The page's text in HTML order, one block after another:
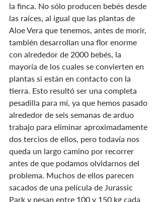
la finca. No sólo producen bebés desde
las raíces, al igual que las plantas de
Aloe Vera que tenemos, antes de morir,
también desarrollan una flor enorme
con alrededor de 2000 bebés, la
mayoría de los cuales se convierten en
plantas si están en contacto con la
tierra. Esto resultó ser una completa
pesadilla para mí, ya que hemos pasado
alrededor de seis semanas de arduo
trabajo para eliminar aproximadamente
dos tercios de ellos, pero todavía nos
queda un largo camino por recorrer
antes de que podamos olvidarnos del
problema. Muchos de ellos parecen
sacados de una película de Jurassic
Park y pesan entre 100 y 150 kg cada